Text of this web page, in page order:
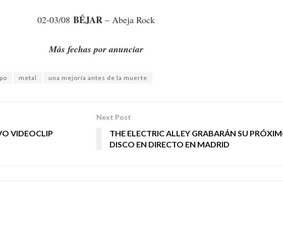
02-03/08BÉJAR – Abeja Rock
Más fechas por anunciar
metal una mejoría antes de la muerte
VIDEOCLIP
Next Post
THE ELECTRIC ALLEY GRABARÁN SU
DISCO EN DIRECTO EN MADRID